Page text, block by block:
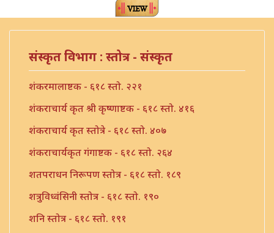
संस्कृत विभाग : स्तोत्र - संस्कृत
शंकरमालाष्टक - ६१८ स्तो. २२१
शंकराचार्य कृत श्री कृष्णाष्टक - ६१८ स्तो. ४१६
शंकराचार्य कृत स्तोत्रे - ६१८ स्तो. ४०७
शंकराचार्यकृत गंगाष्टक - ६१८ स्तो. २६४
शतपराधन निरूपण स्तोत्र - ६१८ स्तो. १८९
शत्रुविध्वंसिनी स्तोत्र - ६१८ स्तो. १९०
शनि स्तोत्र - ६१८ स्तो. १९१